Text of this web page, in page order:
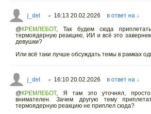
j_del ○ 16:13 20.02.2026 в ответ на ↓
@КРЕМЛЕБОТ,
Так будем сюда
термоядерную реакцию, ИИ и всё это завернем
девушки?
Или всё таки лучше обсуждать темы в рамках
j_del ○ 16:10 20.02.2026 в ответ на ↓
@КРЕМЛЕБОТ,
Я там это уточнял,
внимателен. Зачем другую тему
термоядерную реакцию не приплел сюда?